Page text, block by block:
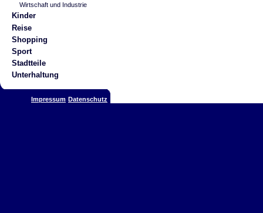
Wirtschaft und Industrie
Kinder
Reise
Shopping
Sport
Stadtteile
Unterhaltung
Impressum Datenschutz